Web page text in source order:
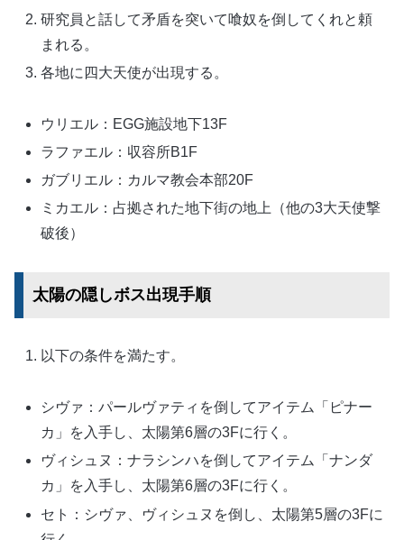
研究員と話して矛盾を突いて喰奴を倒してくれと頼
まれる。
各地に四大天使が出現する。
ウリエル：EGG施設地下13F
ラファエル：収容所B1F
ガブリエル：カルマ教会本部20F
ミカエル：占拠された地下街の地上（他の3大天使撃
破後）
太陽の隠しボス出現手順
以下の条件を満たす。
シヴァ：パールヴァティを倒してアイテム「ピナー
カ」を入手し、太陽第6層の3Fに行く。
ヴィシュヌ：ナラシンハを倒してアイテム「ナンダ
カ」を入手し、太陽第6層の3Fに行く。
セト：シヴァ、ヴィシュヌを倒し、太陽第5層の3Fに